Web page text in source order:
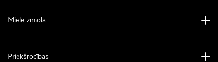
Miele zīmols
Priekšrocības